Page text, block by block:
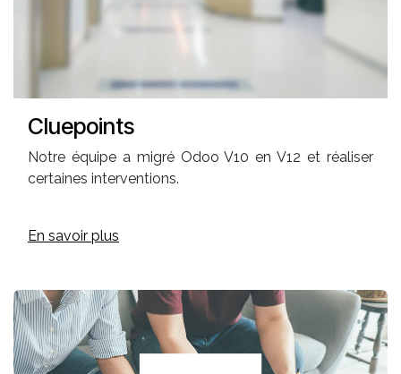
Cluepoints
Notre équipe a migré Odoo V10 en V12 et réaliser
certaines interventions.
En savoir plus